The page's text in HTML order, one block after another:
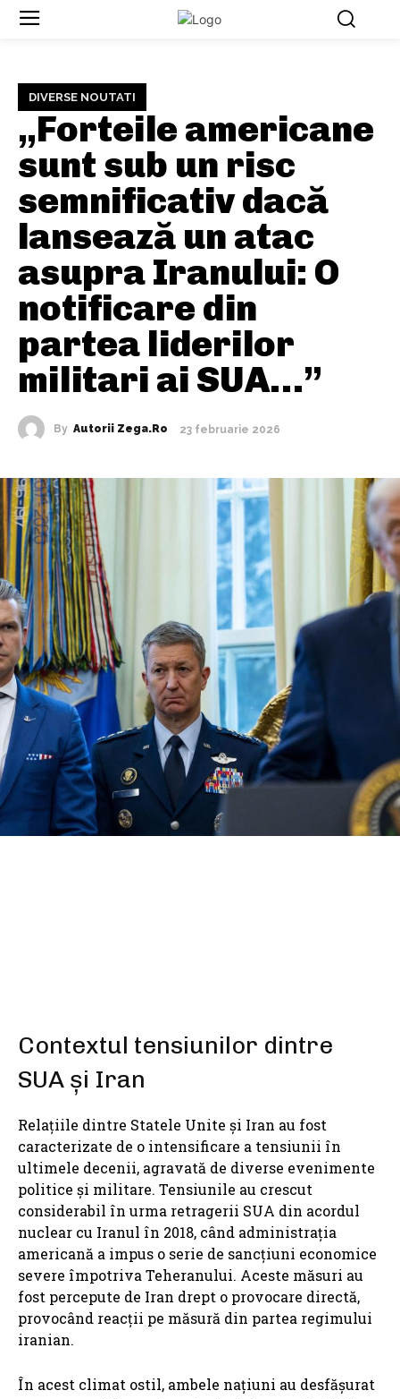
DIVERSE NOUTATI
„Forteile americane
sunt sub un risc
semnificativ dacă
lansează un atac
asupra Iranului: O
notificare din
partea liderilor
militari ai SUA…”
By Autorii Zega.ro 23 februarie 2026
Contextul tensiunilor dintre
SUA și Iran
Relațiile dintre Statele Unite și Iran au fost
caracterizate de o intensificare a tensiunii în
ultimele decenii, agravată de diverse evenimente
politice și militare. Tensiunile au crescut
considerabil în urma retragerii SUA din acordul
nuclear cu Iranul în 2018, când administrația
americană a impus o serie de sancțiuni economice
severe împotriva Teheranului. Aceste măsuri au
fost percepute de Iran drept o provocare directă,
provocând reacții pe măsură din partea regimului
iranian.
În acest climat ostil, ambele națiuni au desfășurat